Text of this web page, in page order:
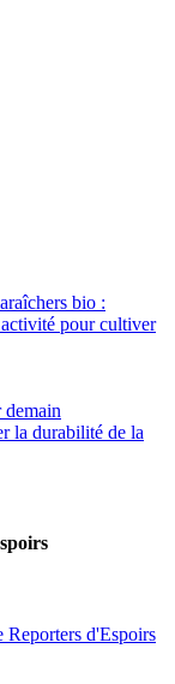
bio :
pour cultiver
la durabilité de la